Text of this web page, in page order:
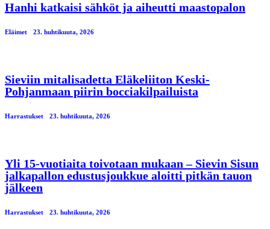
Hanhi katkaisi sähköt ja aiheutti maastopalon
Eläimet 23. huhtikuuta, 2026
Sieviin mitalisadetta Eläkeliiton Keski-
Pohjanmaan piirin bocciakilpailuista
Harrastukset 23. huhtikuuta, 2026
Yli 15-vuotiaita toivotaan mukaan – Sievin Sisun
jalkapallon edustusjoukkue aloitti pitkän tauon
jälkeen
Harrastukset 23. huhtikuuta, 2026